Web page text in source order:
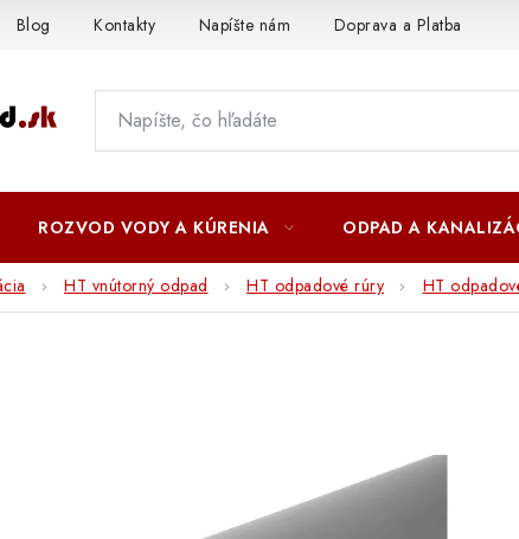
Blog Kontakty Napíšte nám Doprava a Platba
ROZVOD VODY A KÚRENIA ODPAD A
HT vnútorný odpad HT odpadové rúry HT